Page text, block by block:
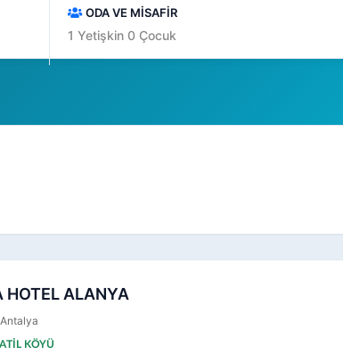
ODA VE MİSAFİR
1 Yetişkin 0 Çocuk
HOTEL ALANYA
KÖYÜ